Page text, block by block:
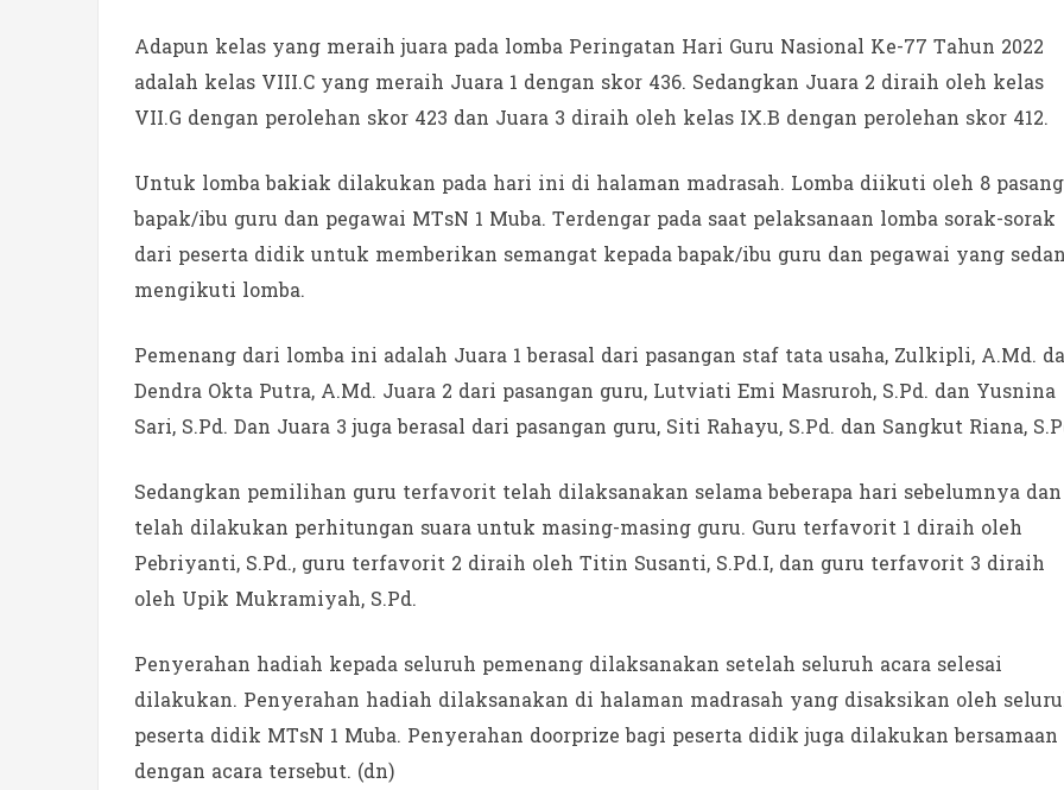
Adapun kelas yang meraih juara pada lomba Peringatan Hari Guru Nasional Ke-77 Tahun 2022
adalah kelas VIII.C yang meraih Juara 1 dengan skor 436. Sedangkan Juara 2 diraih oleh kelas
VII.G dengan perolehan skor 423 dan Juara 3 diraih oleh kelas IX.B dengan perolehan skor 412.
Untuk lomba bakiak dilakukan pada hari ini di halaman madrasah. Lomba diikuti oleh 8 pasang
bapak/ibu guru dan pegawai MTsN 1 Muba. Terdengar pada saat pelaksanaan lomba sorak-sorak
dari peserta didik untuk memberikan semangat kepada bapak/ibu guru dan pegawai yang
mengikuti lomba.
Pemenang dari lomba ini adalah Juara 1 berasal dari pasangan staf tata usaha, Zulkipli, A.Md.
Dendra Okta Putra, A.Md. Juara 2 dari pasangan guru, Lutviati Emi Masruroh, S.Pd. dan Yusnina
Sari, S.Pd. Dan Juara 3 juga berasal dari pasangan guru, Siti Rahayu, S.Pd. dan Sangkut Riana,
Sedangkan pemilihan guru terfavorit telah dilaksanakan selama beberapa hari sebelumnya dan
telah dilakukan perhitungan suara untuk masing-masing guru. Guru terfavorit 1 diraih oleh
Pebriyanti, S.Pd., guru terfavorit 2 diraih oleh Titin Susanti, S.Pd.I, dan guru terfavorit 3 diraih
oleh Upik Mukramiyah, S.Pd.
Penyerahan hadiah kepada seluruh pemenang dilaksanakan setelah seluruh acara selesai
dilakukan. Penyerahan hadiah dilaksanakan di halaman madrasah yang disaksikan oleh
peserta didik MTsN 1 Muba. Penyerahan doorprize bagi peserta didik juga dilakukan bersamaan
dengan acara tersebut. (dn)